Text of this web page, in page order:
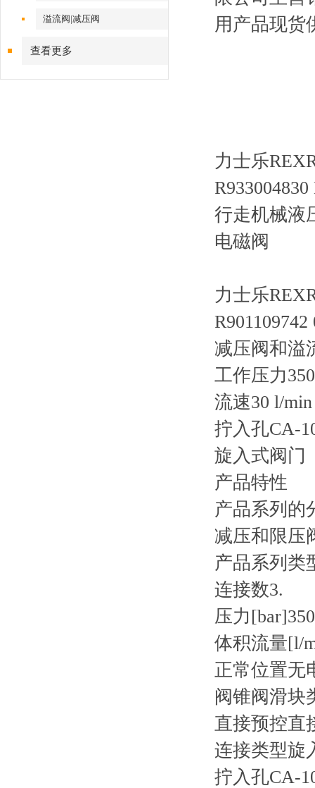
溢流阀|减压阀
查看更多
用产品现货
力士乐
行走机械液
电磁阀
力士乐
减压阀和溢
工作压力
流速30 l/
拧入孔CA-
旋入式阀门
产品特性
产品系列的
减压和限压
产品系列类
连接数3.
压力
体积流量[l/
正常位置无
阀锥阀滑块
直接预控直
连接类型旋
拧入孔CA-